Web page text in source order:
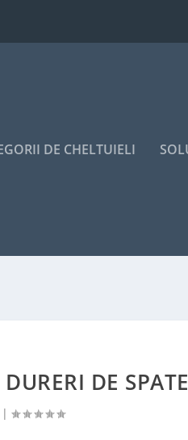
DE CHELTUIELI
DE SPATE